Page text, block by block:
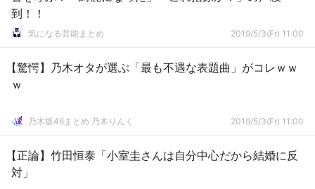
到！！
気になる芸能まとめ 2019/5/3(Fr) 11:00
【驚愕】乃木オタが選ぶ「最も不遇な表題曲」がコレｗｗ
ｗ
乃木坂46まとめ 乃木りんく 2019/5/3(Fr) 11:00
【正論】竹田恒泰「小室圭さんは自分中心だから結婚に反
対」